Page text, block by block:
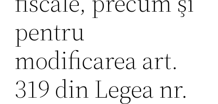
pentru
modificarea art.
319 din Legea nr.